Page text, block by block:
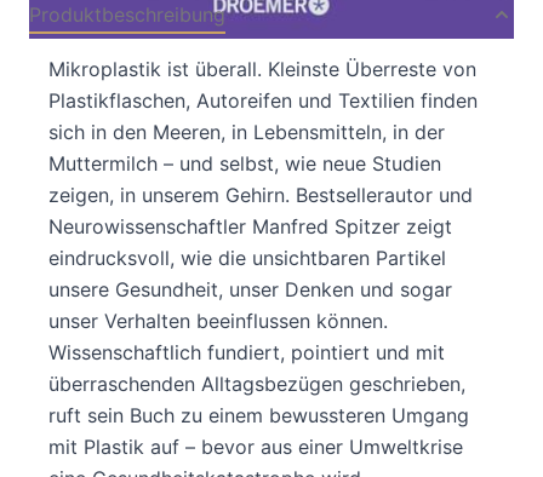
Produktbeschreibung
Mikroplastik ist überall. Kleinste Überreste von
Plastikflaschen, Autoreifen und Textilien finden
sich in den Meeren, in Lebensmitteln, in der
Muttermilch – und selbst, wie neue Studien
zeigen, in unserem Gehirn. Bestsellerautor und
Neurowissenschaftler Manfred Spitzer zeigt
eindrucksvoll, wie die unsichtbaren Partikel
unsere Gesundheit, unser Denken und sogar
unser Verhalten beeinflussen können.
Wissenschaftlich fundiert, pointiert und mit
überraschenden Alltagsbezügen geschrieben,
ruft sein Buch zu einem bewussteren Umgang
mit Plastik auf – bevor aus einer Umweltkrise